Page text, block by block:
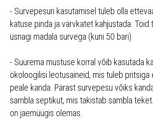
- Survepesuri kasutamisel tuleb olla
katuse pinda ja värvkatet kahjustada. Töid
üsnagi madala survega (kuni 50 bari)
- Suurema mustuse korral võib kasutada
ökoloogilisi leotusaineid, mis tuleb pritsiga
peale kanda. Pärast survepesu võiks
sambla septikut, mis takistab sambla
on jaemüügis olemas.